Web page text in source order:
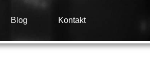
Blog Kontakt